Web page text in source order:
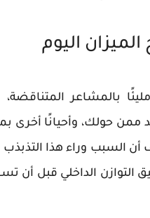
اليوم
بالمشاعر
ممن حولك، وأحيانًا أخرى
أن السبب وراء هذا
التوازن الداخلي قبل أن